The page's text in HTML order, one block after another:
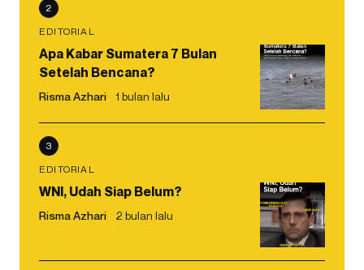
2
EDITORIAL
Apa Kabar Sumatera 7 Bulan
Setelah Bencana?
Risma Azhari 1 bulan lalu
3
EDITORIAL
WNI, Udah Siap Belum?
Risma Azhari 2 bulan lalu